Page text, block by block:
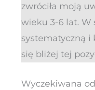
zwróciła moją
wieku 3-6 lat. W
systematyczną i
się bliżej tej
Wyczekiwana